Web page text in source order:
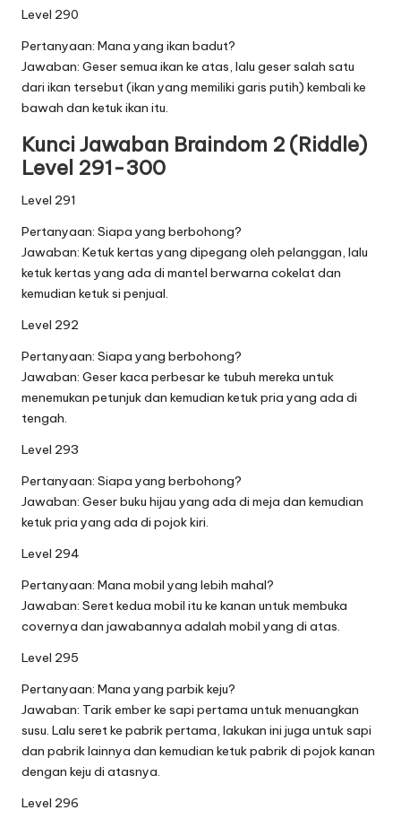
Level 290
Pertanyaan: Mana yang ikan badut?
Jawaban: Geser semua ikan ke atas, lalu geser salah satu
dari ikan tersebut (ikan yang memiliki garis putih) kembali ke
bawah dan ketuk ikan itu.
Kunci Jawaban Braindom 2 (Riddle)
Level 291-300
Level 291
Pertanyaan: Siapa yang berbohong?
Jawaban: Ketuk kertas yang dipegang oleh pelanggan, lalu
ketuk kertas yang ada di mantel berwarna cokelat dan
kemudian ketuk si penjual.
Level 292
Pertanyaan: Siapa yang berbohong?
Jawaban: Geser kaca perbesar ke tubuh mereka untuk
menemukan petunjuk dan kemudian ketuk pria yang ada di
tengah.
Level 293
Pertanyaan: Siapa yang berbohong?
Jawaban: Geser buku hijau yang ada di meja dan kemudian
ketuk pria yang ada di pojok kiri.
Level 294
Pertanyaan: Mana mobil yang lebih mahal?
Jawaban: Seret kedua mobil itu ke kanan untuk membuka
covernya dan jawabannya adalah mobil yang di atas.
Level 295
Pertanyaan: Mana yang parbik keju?
Jawaban: Tarik ember ke sapi pertama untuk menuangkan
susu. Lalu seret ke pabrik pertama, lakukan ini juga untuk sapi
dan pabrik lainnya dan kemudian ketuk pabrik di pojok kanan
dengan keju di atasnya.
Level 296